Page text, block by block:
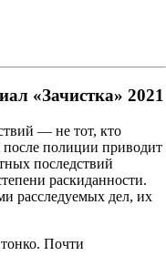
«Зачистка» 2021
— не тот, кто
после полиции приводит
последствий
раскиданности.
расследуемых дел, их
Почти